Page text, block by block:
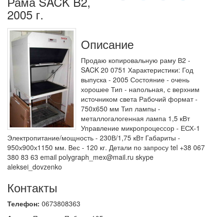
2005 г.
Описание
Продаю копировальную раму В2 -
SACK 20 0751 Характеристики: Год
выпуска - 2005 Состояние - очень
хорошее Тип - напольная, с верхним
источником света Рабочий формат -
750x650 мм Тип лампы -
металлогалогенная лампа 1,5 кВт
Управление микропроцессор - ЕСХ-1
Электропитание/мощность - 230В/1,75 кВт Габариты -
950х900х1150 мм. Вес - 120 кг. Детали по запросу tel +38 067
380 83 63 email polygraph_mex@mail.ru skype
aleksei_dovzenko
Контакты
Телефон: 0673808363